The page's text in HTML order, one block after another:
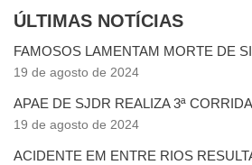
ÚLTIMAS NOTÍCIAS
FAMOSOS LAMENTAM MORTE DE
19 de agosto de 2024
APAE DE SJDR REALIZA 3ª
19 de agosto de 2024
ACIDENTE EM ENTRE RIOS